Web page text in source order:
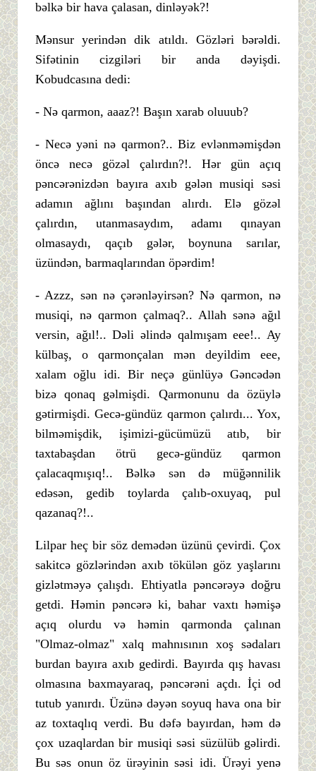
bəlkə bir hava çalasan, dinləyək?!
Mənsur yerindən dik atıldı. Gözləri bərəldi.
Sifətinin cizgiləri bir anda dəyişdi.
Kobudcasına dedi:
- Nə qarmon, aaaz?! Başın xarab oluuub?
- Necə yəni nə qarmon?.. Biz evlənməmişdən
öncə necə gözəl çalırdın?!. Hər gün açıq
pəncərənizdən bayıra axıb gələn musiqi səsi
adamın ağlını başından alırdı. Elə gözəl
çalırdın, utanmasaydım, adamı qınayan
olmasaydı, qaçıb gələr, boynuna sarılar,
üzündən, barmaqlarından öpərdim!
- Azzz, sən nə çərənləyirsən? Nə qarmon, nə
musiqi, nə qarmon çalmaq?.. Allah sənə ağıl
versin, ağıl!.. Dəli əlində qalmışam eee!.. Ay
külbaş, o qarmonçalan mən deyildim eee,
xalam oğlu idi. Bir neçə günlüyə Gəncədən
bizə qonaq gəlmişdi. Qarmonunu da özüylə
gətirmişdi. Gecə-gündüz qarmon çalırdı... Yox,
bilməmişdik, işimizi-gücümüzü atıb, bir
taxtabaşdan ötrü gecə-gündüz qarmon
çalacaqmışıq!.. Bəlkə sən də müğənnilik
edəsən, gedib toylarda çalıb-oxuyaq, pul
qazanaq?!..
Lilpar heç bir söz demədən üzünü çevirdi. Çox
sakitcə gözlərindən axıb tökülən göz yaşlarını
gizlətməyə çalışdı. Ehtiyatla pəncərəyə doğru
getdi. Həmin pəncərə ki, bahar vaxtı həmişə
açıq olurdu və həmin qarmonda çalınan
"Olmaz-olmaz" xalq mahnısının xoş sədaları
burdan bayıra axıb gedirdi. Bayırda qış havası
olmasına baxmayaraq, pəncərəni açdı. İçi od
tutub yanırdı. Üzünə dəyən soyuq hava ona bir
az toxtaqlıq verdi. Bu dəfə bayırdan, həm də
çox uzaqlardan bir musiqi səsi süzülüb gəlirdi.
Bu səs onun öz ürəyinin səsi idi. Ürəyi yenə